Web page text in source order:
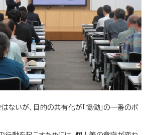
はないが、目的の共有化が「協働」の一番のポ